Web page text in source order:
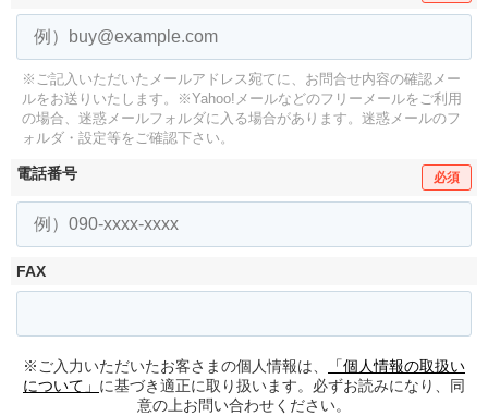
※ご記入いただいたメールアドレス宛てに、お問合せ内容の確認メー
ルをお送りいたします。
※Yahoo!メールなどのフリーメールをご利用
の場合、迷惑メールフォルダに入る場合があります。 迷惑メールのフ
ォルダ・設定等をご確認下さい。
電話番号 必須
FAX
※ご入力いただいたお客さまの個人情報は、
「個人情報の取扱い
について」 に基づき適正に取り扱います。必ずお読みになり、同
意の上お問い合わせください。